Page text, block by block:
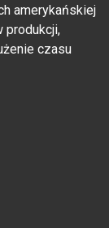
amerykańskiej
produkcji,
czasu